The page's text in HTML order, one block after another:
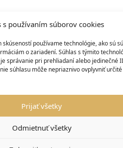
s používaním súborov cookies
používame technológie, ako sú
o zariadení. Súhlas s týmito
správanie pri prehliadaní alebo jedinečné
súhlasu môže nepriaznivo ovplyvniť
Prijať všetky
Odmietnuť všetky